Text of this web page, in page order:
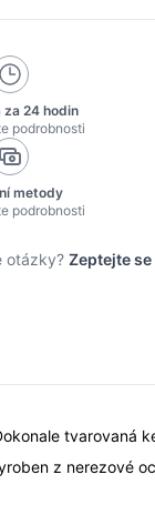
za 24 hodin
podrobnosti
metody
podrobnosti
otázky? Zeptejte
tvarovaná
z nerezové